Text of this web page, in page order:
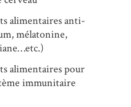
alimentaires anti-
mélatonine,
alimentaires pour
immunitaire